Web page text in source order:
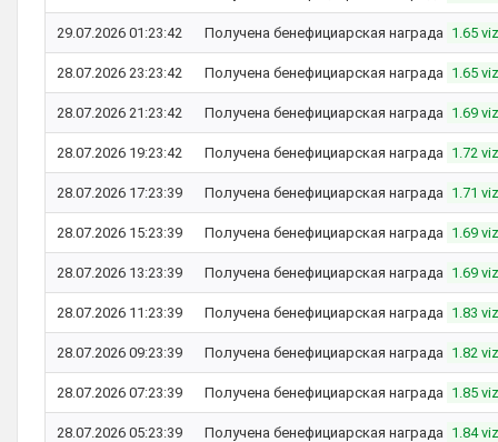
29.07.2026 01:23:42 Получена бенефициарская награда 1.65 viz
28.07.2026 23:23:42 Получена бенефициарская награда 1.65 viz
28.07.2026 21:23:42 Получена бенефициарская награда 1.69 viz
28.07.2026 19:23:42 Получена бенефициарская награда 1.72 viz
28.07.2026 17:23:39 Получена бенефициарская награда 1.71 viz
28.07.2026 15:23:39 Получена бенефициарская награда 1.69 viz
28.07.2026 13:23:39 Получена бенефициарская награда 1.69 viz
28.07.2026 11:23:39 Получена бенефициарская награда 1.83 viz
28.07.2026 09:23:39 Получена бенефициарская награда 1.82 viz
28.07.2026 07:23:39 Получена бенефициарская награда 1.85 viz
28.07.2026 05:23:39 Получена бенефициарская награда 1.84 viz